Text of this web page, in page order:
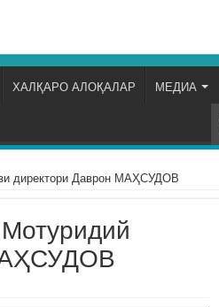
ХАЛҚАРО АЛОҚАЛАР МЕДИА
директори Даврон МАҲСУДОВ